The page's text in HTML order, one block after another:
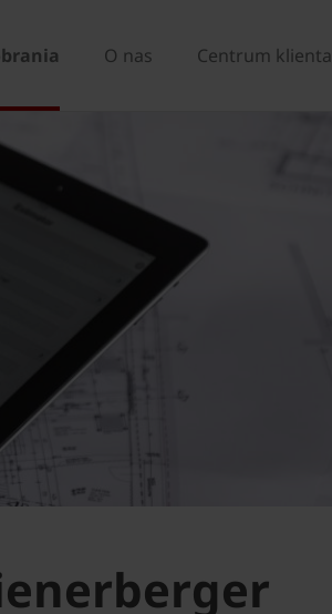
O nas Centrum klienta